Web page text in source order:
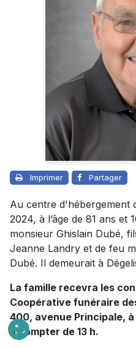
Imprimer Partager
Au centre d'hébergement
2024, à l’âge de 81 ans et
monsieur Ghislain Dubé,
Jeanne Landry et de feu
Dubé. Il demeurait à
La famille recevra les
Coopérative funéraire
400, avenue Principale,
à compter de 13 h.